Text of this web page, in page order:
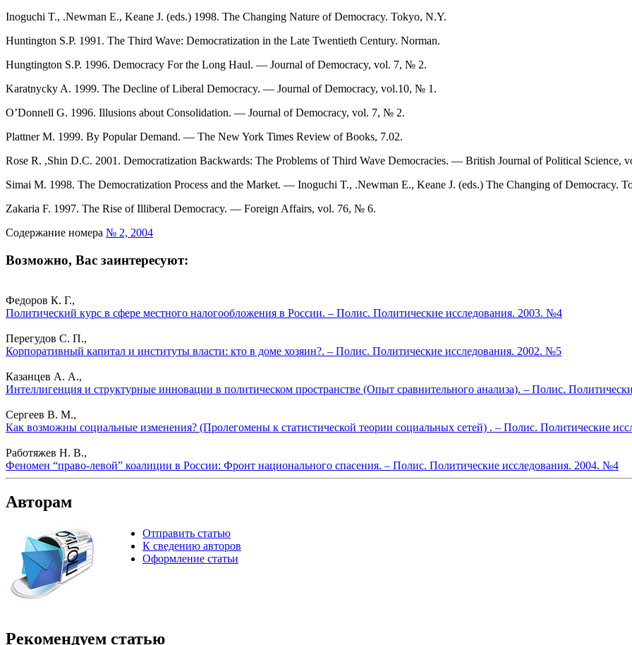
Inoguchi T., .Newman E., Keane J. (eds.) 1998. The Changing Nature of Democracy. Tokyo, N.Y.
Huntington S.P. 1991. The Third Wave: Democratization in the Late Twentieth Century. Norman.
Hungtington S.P. 1996. Democracy For the Long Haul. — Journal of Democracy, vol. 7, № 2.
Karatnycky A. 1999. The Decline of Liberal Democracy. — Journal of Democracy, vol.10, № 1.
O’Donnell G. 1996. Illusions about Consolidation. — Journal of Democracy, vol. 7, № 2.
Plattner M. 1999. By Popular Demand. — The New York Times Review of Books, 7.02.
Rose R. ,Shin D.C. 2001. Democratization Backwards: The Problems of Third Wave Democracies. — British Journal of Political Science,
Simai M. 1998. The Democratization Process and the Market. — Inoguchi T., .Newman E., Keane J. (eds.) The Changing of Democracy.
Zakaria F. 1997. The Rise of Illiberal Democracy. — Foreign Affairs, vol. 76, № 6.
Содержание номера № 2, 2004
Возможно, Вас заинтересуют:
Федоров К. Г.,
Политический курс в сфере местного налогообложения в России. – Полис. Политические исследования. 2003. №4
Перегудов С. П.,
Корпоративный капитал и институты власти: кто в доме хозяин?. – Полис. Политические исследования. 2002. №5
Казанцев А. А.,
Интеллигенция и структурные инновации в политическом пространстве (Опыт сравнительного анализа). – Полис.
Сергеев В. М.,
Как возможны социальные изменения? (Пролегомены к статистической теории социальных сетей) . – Полис. Политические
Работяжев Н. В.,
Феномен “право-левой” коалиции в России: Фронт национального спасения. – Полис. Политические исследования. 2004. №4
Авторам
Отправить статью
К сведению авторов
Оформление статьи
Рекомендуем статью